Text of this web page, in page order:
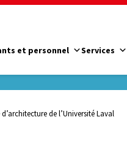
et personnel Services
de l’Université Laval